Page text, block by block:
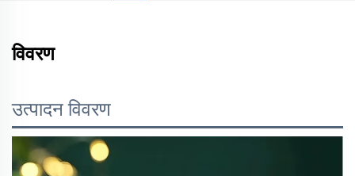
विवरण
उत्पादन विवरण